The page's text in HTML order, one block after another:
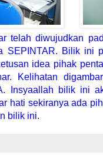
telah diwujudkan
SEPINTAR. Bilik ini
idea pihak
Kelihatan
Insyaallah bilik ini
hati sekiranya ada
bilik ini.